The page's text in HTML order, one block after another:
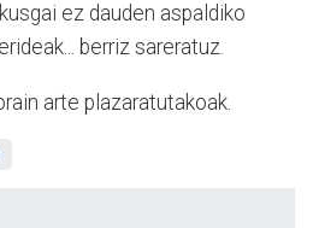
ez dauden aspaldiko
berriz sareratuz.
arte plazaratutakoak.